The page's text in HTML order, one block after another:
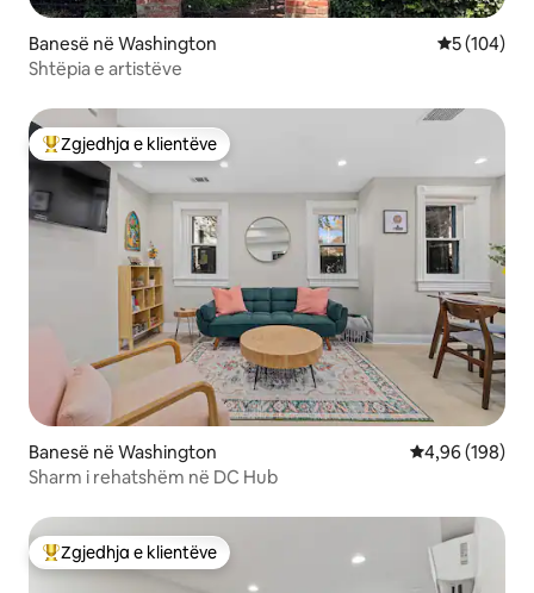
Banesë në Washington Vlerësimi
5 (104)
Shtëpia e artistëve
Më të mirat e zgjedhjeve të klientëve
Zgjedhja e klientëve
Banesë në Washington Vlerësimi
4,96 (198)
Sharm i rehatshëm në DC Hub
Më të mirat e zgjedhjeve të klientëve
Zgjedhja e klientëve